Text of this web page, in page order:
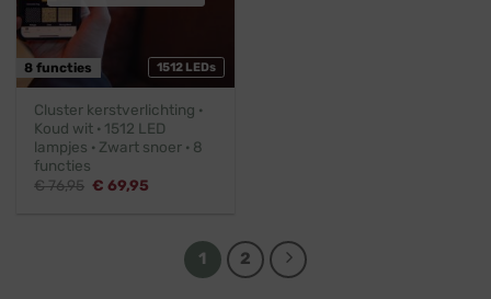
1512 LEDs
8 functies
Cluster kerstverlichting ·
Koud wit · 1512 LED
lampjes · Zwart snoer · 8
functies
€76,95 Oorspronkelijke
€ 69,95
1 2